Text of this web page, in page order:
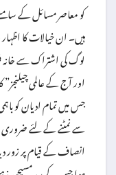
کو معاصر مسائل کے
ہیں۔ ان خیالات کا
لوگ کی اشتراک سے خانہ
اور آج کے عالمی
جس میں تمام ادیان کو
سے نمٹنے کے لئے ضروری
انصاف کے قیام پر زور